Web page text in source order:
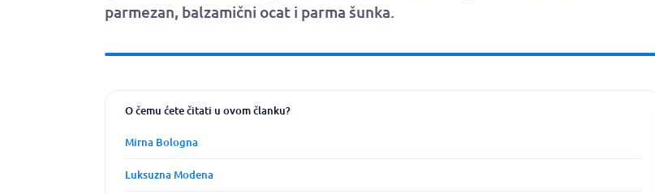
parmezan, balzamični ocat i parma šunka.
O čemu ćete čitati u ovom članku?
Mirna Bologna
Luksuzna Modena